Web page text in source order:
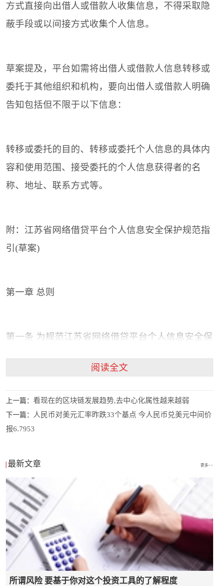
方式直接向出借人或借款人收集信息，不得采取隐
蔽手段或以间接方式收集个人信息。
草案提及，平台如需将出借人或借款人信息转移或
委托于其他组织和机构，要向出借人或借款人明确
告知包括但不限于以下信息：
转移或委托的目的、转移或委托个人信息的具体内
容和使用范围、接受委托的个人信息获得者的名
称、地址、联系方式等。
附：江苏省网络借贷平台个人信息安全保护规范指
引(草案)
第一章 总则
第一条 为规范江苏省网络借贷平台个人信息安全保
人民共和国网络安全法》、《关于促进互联网金融
健康发展的指导意见》、《网络借贷信息中介机构
业务活动管理暂行办法》以及其它有关法律、法
规、行业规范，制定本指引。
护规范建设。
第三条 本指引所称个人信息，是指网络借贷平台开
展业务，通过网络收集、存储、传输、处理和产生
的个人及其行为相关的各种电子数据，包括但不限
阅读全文
上一篇： 看现在的区块链发展趋势,去中心化属性越来越弱
下一篇：
人民币对美元汇率昨跌33个基点 今人民币兑美元中间价
报6.7953
最新文章 更多>>
所谓风险 要基于你对这个投资工具的了解程度